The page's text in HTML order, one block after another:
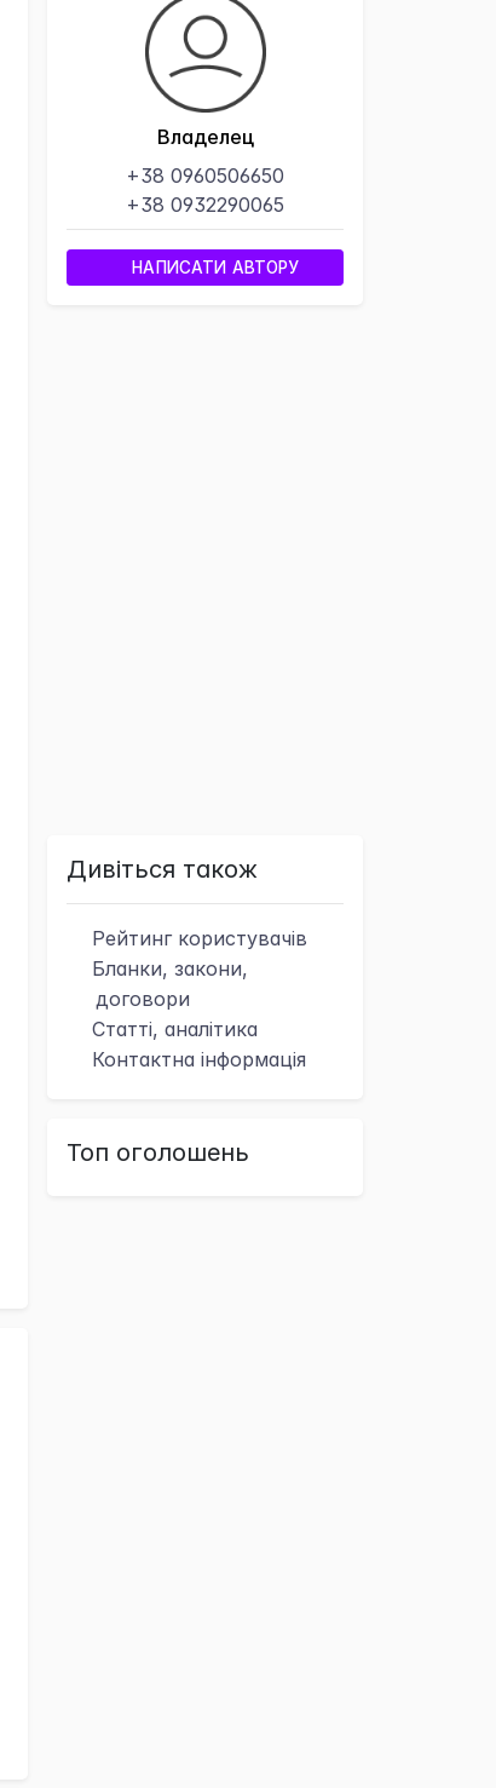
Владелец
+38 0960506650
+38 0932290065
НАПИСАТИ АВТОРУ
Дивіться також
Рейтинг користувачів
Бланки, закони,
договори
Статті, аналітика
Контактна інформація
Топ оголошень